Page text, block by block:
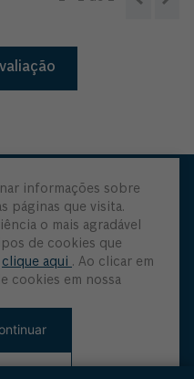
informações sobre
páginas que visita.
o mais agradável
de cookies que
clique aqui . Ao clicar em
cookies em nossa
últimas inovações e ofertas